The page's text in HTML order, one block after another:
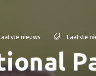
nieuws Laatste